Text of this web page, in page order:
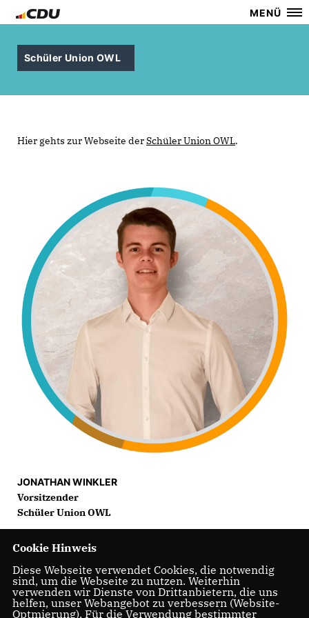
MENÜ
Schüler Union OWL
Hier gehts zur Webseite derSchüler Union OWL.
JONATHAN WINKLER
Vorsitzender
Schüler Union OWL
Cookie Hinweis
Diese Webseite verwendet Cookies, die notwendig
sind, um die Webseite zu nutzen. Weiterhin
verwenden wir Dienste von Drittanbietern, die uns
helfen, unser Webangebot zu verbessern (Website-
Optmierung). Für die Verwendung bestimmter